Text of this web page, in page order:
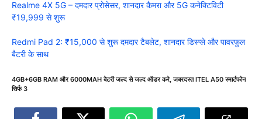
Realme 4X 5G – दमदार प्रोसेसर, शानदार कैमरा और 5G कनेक्टिविटी
₹19,999 से शुरू
Redmi Pad 2: ₹15,000 से शुरू दमदार टैबलेट, शानदार डिस्प्ले और पावरफुल
बैटरी के साथ
4GB+6GB RAM और 6000MAH बेटरी जल्द से जल्द ऑडर करे,जबरदस्त ITEL A50 स्मार्टफोन
सिर्फ 3